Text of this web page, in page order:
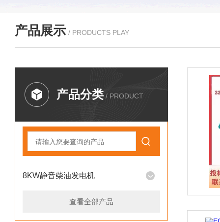
产品展示 / PRODUCTS PLAY
产品分类 / PRODUCT
8KW静音柴油发电机
查看全部产品